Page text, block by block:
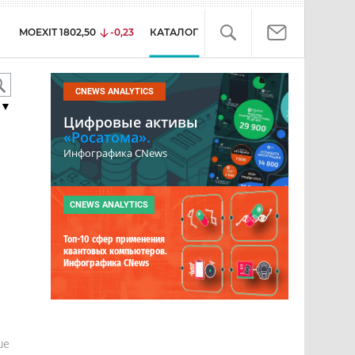
MOEXIT 1802,50 -0,23 КАТАЛОГ
CNEWS ANALYTICS
Цифровые активы
«Росатома».
Инфографика CNews
CNEWS ANALYTICS
Топ-10 сфер применения
квантовых компьютеров.
Инфографика CNews